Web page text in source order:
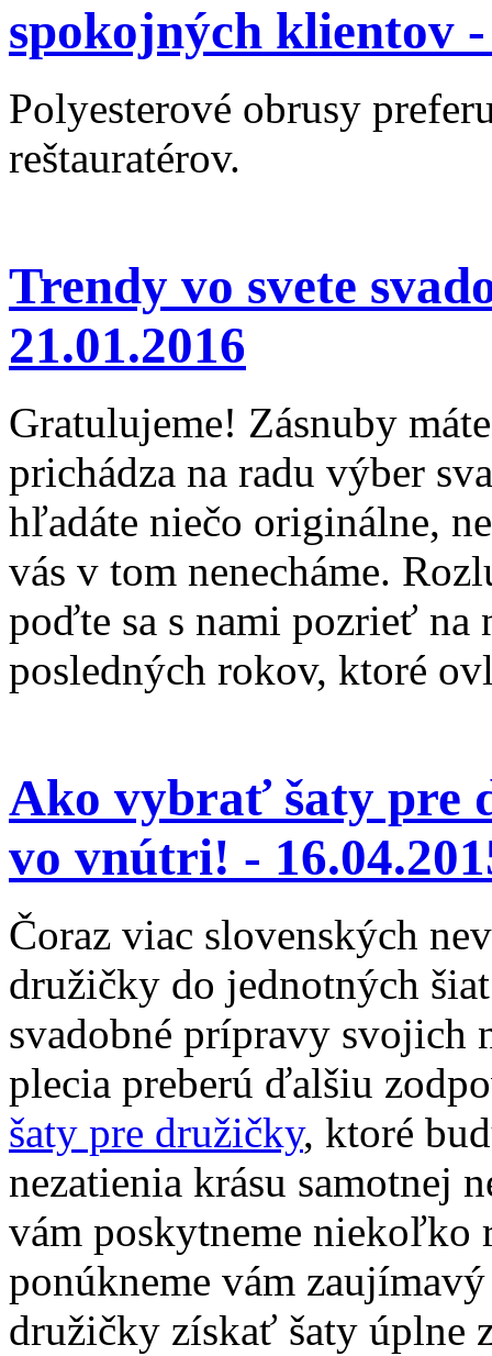
spokojných klientov
Polyesterové obrusy
reštauratérov.
Trendy vo svete
21.01.2016
Gratulujeme! Zásnuby
prichádza na radu výber
hľadáte niečo originálne,
vás v tom nenecháme.
poďte sa s nami pozrieť na
posledných rokov, ktoré
Ako vybrať šaty pre
vo vnútri! -
Čoraz viac slovenských
družičky do jednotných
svadobné prípravy svojich
plecia preberú ďalšiu
šaty pre družičky, ktoré
nezatienia krásu samotnej
vám poskytneme niekoľko
ponúkneme vám
družičky získať šaty úplne